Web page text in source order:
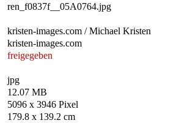
ren_f0837f__05A0764.jpg
kristen-images.com / Michael Kristen
kristen-images.com
freigegeben
jpg
12.07 MB
5096 x 3946 Pixel
179.8 x 139.2 cm